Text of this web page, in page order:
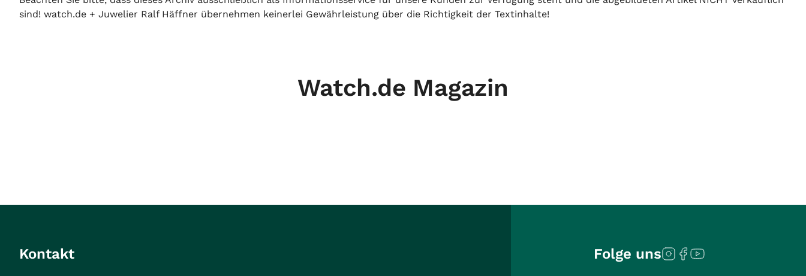
sind! watch.de + Juwelier Ralf Häffner übernehmen keinerlei Gewährleistung über die Richtigkeit der Textinhalte!
Watch.de Magazin
Kontakt Folge uns